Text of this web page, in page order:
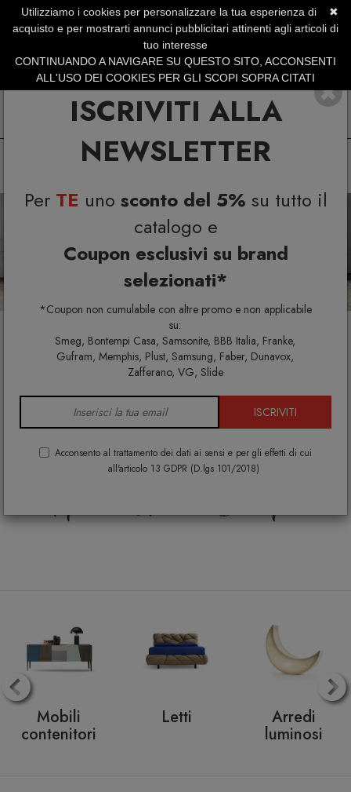
ISCRIVITI ALLA
NEWSLETTER
Per TE uno sconto del 5% su tutto il
catalogo e
Coupon esclusivi su brand
selezionati*
*Coupon non cumulabile con altre promo e non applicabile
su:
Smeg, Bontempi Casa, Samsonite, BBB Italia, Franke,
Gufram, Memphis, Plust, Samsung, Faber, Dunavox,
Zafferano, VG, Slide
ISCRIVITI
Acconsento al trattamento dei dati ai sensi e per gli effetti di cui
all'articolo 13 GDPR (D.lgs 101/2018)
SERVIZIO CLIENTI +39.0773.470.562
SUMMER SALES | Fino al 31 Agosto
Previous
DESIGNPERTE.IT®
Arredamento di
Design per la tua casa
Mobili
contenitori
Letti Arredi
luminosi
✖
Utilizziamo i cookies per personalizzare la tua esperienza di
acquisto e per mostrarti annunci pubblicitari attinenti agli articoli di
tuo interesse
CONTINUANDO A NAVIGARE SU QUESTO SITO, ACCONSENTI
ALL'USO DEI COOKIES PER GLI SCOPI SOPRA CITATI